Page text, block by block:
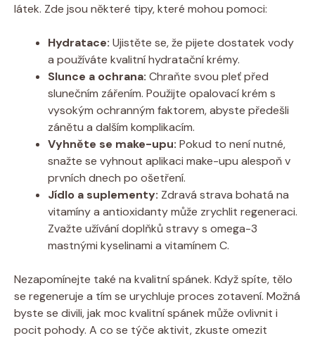
látek. Zde jsou některé tipy, které mohou pomoci:
Hydratace: Ujistěte se, že pijete dostatek vody
a používáte kvalitní hydratační krémy.
Slunce a ochrana: Chraňte svou pleť před
slunečním zářením. Použijte opalovací krém s
vysokým ochranným faktorem, abyste předešli
zánětu a dalším komplikacím.
Vyhněte se make-upu: Pokud to není nutné,
snažte se vyhnout aplikaci make-upu alespoň v
prvních dnech po ošetření.
Jídlo a suplementy: Zdravá strava bohatá na
vitamíny a antioxidanty může zrychlit regeneraci.
Zvažte užívání doplňků stravy s omega-3
mastnými kyselinami a vitamínem C.
Nezapomínejte také na kvalitní spánek. Když spíte, tělo
se regeneruje a tím se urychluje proces zotavení. Možná
byste se divili, jak moc kvalitní spánek může ovlivnit i
pocit pohody. A co se týče aktivit, zkuste omezit